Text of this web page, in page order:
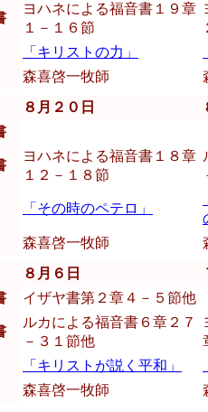
ヨハネによる福音書１９章
１－１６節
「キリストの力」
森喜啓一牧師
８月２０日
ヨハネによる福音書１８章
１２－１８節
「その時のペテロ」
森喜啓一牧師
８月６日
イザヤ書第２章４－５節他
ルカによる福音書６章２７
－３１節他
「キリストが説く平和」
森喜啓一牧師